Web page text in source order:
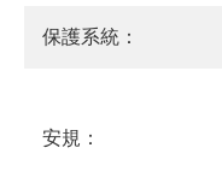
保護系統：
安規：